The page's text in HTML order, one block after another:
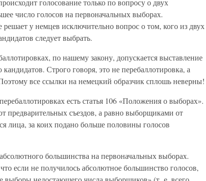
голосование только по вопросу о двух
число голосов на первоначальных выборах.
решает у немцев исключительно вопрос о том, кого из двух
следует выбрать.
по нашему закону, допускается выставление
Строго говоря, это не перебаллотировка, а
все ссылки на немецкий образчик сплошь неверны!
есть статья 106 «Положения о выборах».
предварительных съездов, а равно выборщиками от
лица, за коих подано больше половины голосов
большинства на первоначальных выборах.
если не получилось абсолютное большинство голосов,